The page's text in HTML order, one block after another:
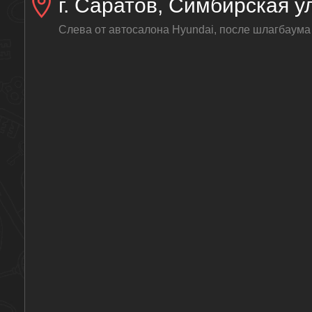
г. Саратов, Симбирская
Слева от автосалона Hyundai, после